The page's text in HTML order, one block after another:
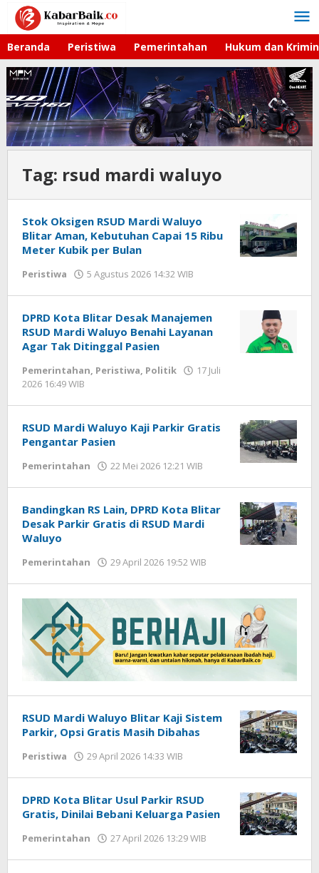
Lewati
konten
Beranda Peristiwa Pemerintahan Hukum dan
Tag: rsud mardi waluyo
Stok Oksigen RSUD Mardi Waluyo
Blitar Aman, Kebutuhan Capai 15 Ribu
Meter Kubik per Bulan
Peristiwa 5 Agustus 2026 14:32 WIB
DPRD Kota Blitar Desak Manajemen
RSUD Mardi Waluyo Benahi Layanan
Agar Tak Ditinggal Pasien
Pemerintahan, Peristiwa, Politik
17 Juli
2026 16:49 WIB
RSUD Mardi Waluyo Kaji Parkir Gratis
Pengantar Pasien
Pemerintahan 22 Mei 2026 12:21 WIB
Bandingkan RS Lain, DPRD Kota Blitar
Desak Parkir Gratis di RSUD Mardi
Waluyo
Pemerintahan 29 April 2026 19:52 WIB
RSUD Mardi Waluyo Blitar Kaji Sistem
Parkir, Opsi Gratis Masih Dibahas
Peristiwa 29 April 2026 14:33 WIB
DPRD Kota Blitar Usul Parkir RSUD
Gratis, Dinilai Bebani Keluarga Pasien
Pemerintahan 27 April 2026 13:29 WIB